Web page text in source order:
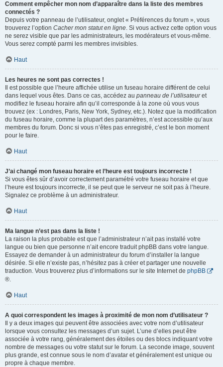
Comment empêcher mon nom d’apparaître dans la liste des membres
connectés ?
Depuis votre panneau de l’utilisateur, onglet « Préférences du forum », vous
trouverez l’option Cacher mon statut en ligne. Si vous activez cette option vous
ne serez visible que par les administrateurs, les modérateurs et vous-même.
Vous serez compté parmi les membres invisibles.
Haut
Les heures ne sont pas correctes !
Il est possible que l’heure affichée utilise un fuseau horaire différent de celui
dans lequel vous êtes. Dans ce cas, accédez au panneau de l’utilisateuret
modifiez le fuseau horaire afin qu’il corresponde à la zone où vous vous
trouvez (ex : Londres, Paris, New York, Sydney, etc.). Notez que la modification
du fuseau horaire, comme la plupart des paramètres, n’est accessible qu’aux
membres du forum. Donc si vous n’êtes pas enregistré, c’est le bon moment
pour le faire.
Haut
J’ai changé mon fuseau horaire et l’heure est toujours incorrecte !
Si vous êtes sûr d’avoir correctement paramétré votre fuseau horaire et que
l’heure est toujours incorrecte, il se peut que le serveur ne soit pas à l’heure.
Signalez ce problème à un administrateur.
Haut
Ma langue n’est pas dans la liste !
La raison la plus probable est que l’administrateur n’ait pas installé votre
langue ou bien que personne n’ait encore traduit phpBB dans votre langue.
Essayez de demander à un administrateur du forum d’installer la langue
désirée. Si elle n’existe pas, n’hésitez pas à créer et partager une nouvelle
traduction. Vous trouverez plus d’informations sur le site Internet de phpBB
®.
Haut
A quoi correspondent les images à proximité de mon nom d’utilisateur ?
Il y a deux images qui peuvent être associées avec votre nom d’utilisateur
lorsque vous consultez les messages d’un sujet. L’une d’elles peut être
associée à votre rang, généralement des étoiles ou des blocs indiquant votre
nombre de messages ou votre statut sur le forum. La seconde image, souvent
plus grande, est connue sous le nom d’avatar et généralement est unique ou
propre à chaque membre.